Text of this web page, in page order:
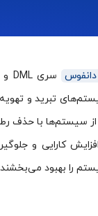
دانفوس
تبرید و
از سیستم‌ها با حذف
کارایی و
را بهبود